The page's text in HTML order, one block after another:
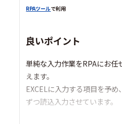
RPAツールで利用
良いポイント
単純な入力作業をRPAにお任
えます。
EXCELに入力する項目を予
ずつ読込入力させています。